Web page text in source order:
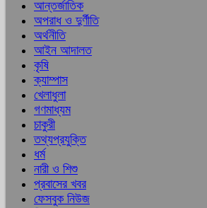
আন্তর্জাতিক
অপরাধ ও দুর্ণীতি
অর্থনীতি
আইন আদালত
কৃষি
ক্যাম্পাস
খেলাধুলা
গণমাধ্যম
চাকুরী
তথ্যপ্রযুক্তি
ধর্ম
নারী ও শিশু
প্রবাসের খবর
ফেসবুক নিউজ